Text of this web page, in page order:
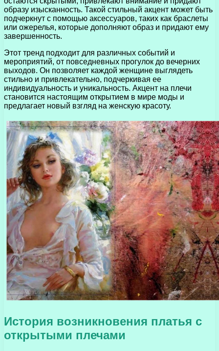
образу изысканность. Такой стильный акцент может быть
подчеркнут с помощью аксессуаров, таких как браслеты
или ожерелья, которые дополняют образ и придают ему
завершенность.
Этот тренд подходит для различных событий и
мероприятий, от повседневных прогулок до вечерних
выходов. Он позволяет каждой женщине выглядеть
стильно и привлекательно, подчеркивая ее
индивидуальность и уникальность. Акцент на плечи
становится настоящим открытием в мире моды и
предлагает новый взгляд на женскую красоту.
История возникновения платья с
открытыми плечами